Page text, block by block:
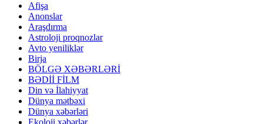
Afişa
Anonslar
Araşdırma
Astroloji proqnozlar
Avto yeniliklər
Birja
BÖLGƏ XƏBƏRLƏRİ
BƏDİİ FİLM
Din və İlahiyyat
Dünya mətbəxi
Dünya xəbərləri
Ekoloji xəbərlər